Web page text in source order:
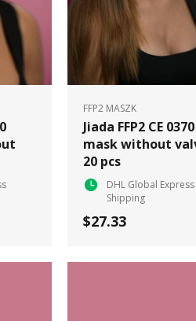
FFP2 MASZK
Jiada FFP2 CE
mask without
20 pcs
DHL Global Express
Shipping
$27.33